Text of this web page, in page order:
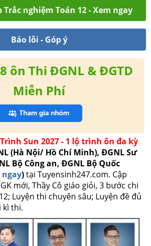
Trắc nghiệm Toán 12 - Xem ngay
Báo lỗi - Góp ý
ôn Thi ĐGNL & ĐGTD
Miễn Phí
Sun 2027 - 1 lộ trình ôn đa kỳ
(Hà Nội/ Hồ Chí Minh), ĐGNL Sư
Bộ Công an, ĐGNL Bộ Quốc
ngay)tại Tuyensinh247.com. Cập
mới, Thầy Cô giáo giỏi, 3 bước chi
Luyện thi chuyên sâu; Luyện đề đủ
kì thi.